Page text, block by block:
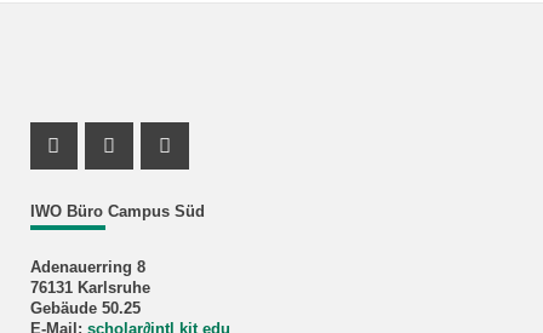
IWO Büro Campus Süd
Adenauerring 8
76131 Karlsruhe
Gebäude 50.25
E-Mail: scholar∂intl kit edu
Instagram Profil
Youtube Profil
Facebook Profil